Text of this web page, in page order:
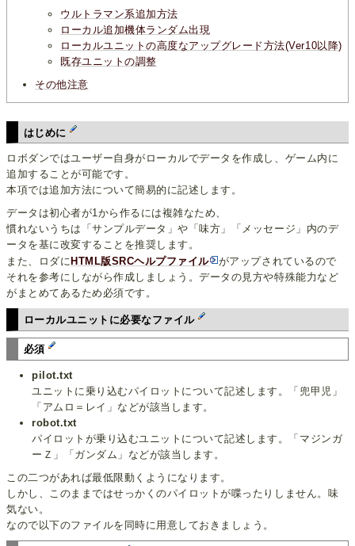
ウルトラマン系追加方法
ローカル追加機体ランダム出現
ローカルユニットの高度なアップグレード方法(Ver10以降)
既存ユニットの調整
その他注意
はじめに
ロボダンではユーザー自身がローカルでデータを作成し、ゲーム内に
追加することが可能です。
本項では追加方法について簡易的に記述します。
データは初心者が1から作るには複雑なため、
慣れないうちは「サンプルデータ」や「味方」「メッセージ」内のデ
ータを基に改変することを推奨します。
また、ロダに HTML版SRCヘルプファイル
がアップされているので
それを参考にしながら作成しましょう。データの見方や特殊能力など
がまとめてあるため必須です。
ローカルユニットに必要なファイル
必須
pilot.txt
ユニットに乗り込むパイロットについて記述します。「兜甲児」
「アムロ＝レイ」などが該当します。
robot.txt
パイロットが乗り込むユニットについて記述します。「マジンガ
ーＺ」「ガンダム」などが該当します。
この二つがあれば最低限動くようになります。
しかし、このままではせっかくのパイロットが喋ったりしません。味
気ない。
なので以下のファイルを同時に用意しておきましょう。